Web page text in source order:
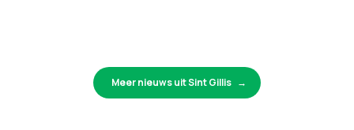
Meer nieuws uit Sint Gillis